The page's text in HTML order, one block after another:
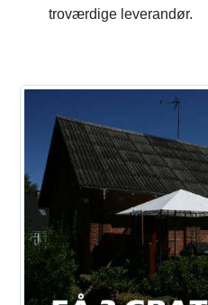
troværdige leverandør.